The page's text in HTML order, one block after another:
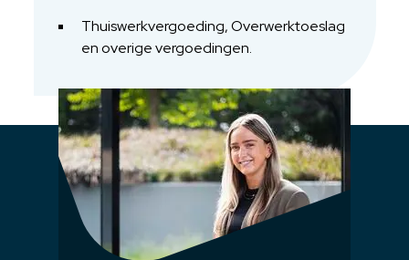
Thuiswerkvergoeding, Overwerktoeslag
en overige vergoedingen.